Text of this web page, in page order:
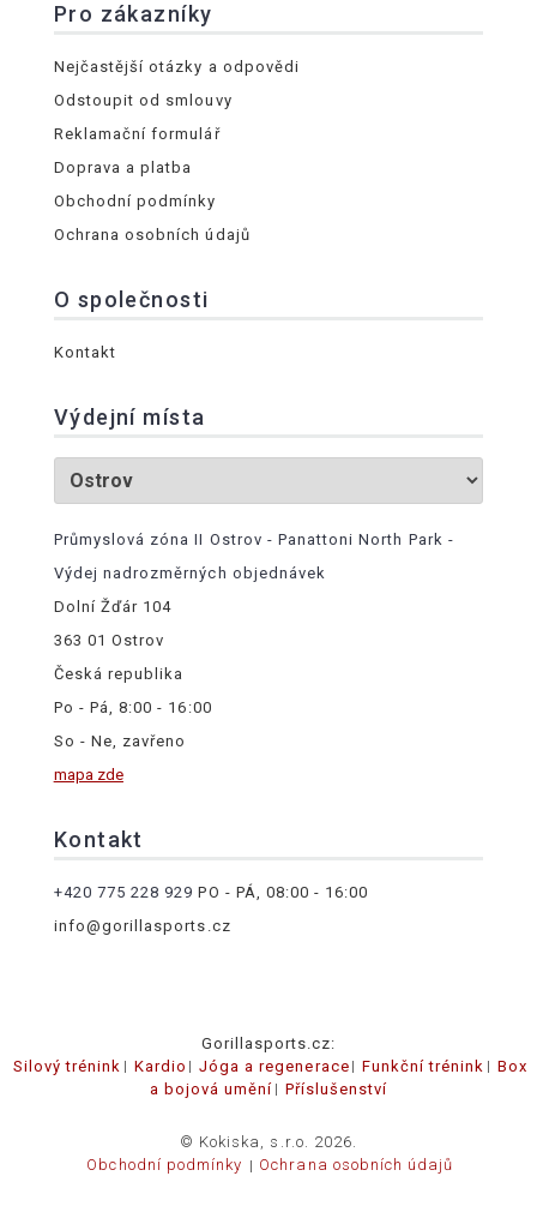
Pro zákazníky
Nejčastější otázky a odpovědi
Odstoupit od smlouvy
Reklamační formulář
Doprava a platba
Obchodní podmínky
Ochrana osobních údajů
O společnosti
Kontakt
Výdejní místa
Průmyslová zóna II Ostrov - Panattoni North Park -
Výdej nadrozměrných objednávek
Dolní Žďár 104
363 01 Ostrov
Česká republika
Po - Pá, 8:00 - 16:00
So - Ne, zavřeno
mapa zde
Kontakt
+420 775 228 929 PO - PÁ, 08:00 - 16:00
info@gorillasports.cz
Gorillasports.cz:
Silový trénink
Kardio Jóga a regenerace Funkční trénink
Box
a bojová umění
Příslušenství
© Kokiska, s.r.o. 2026.
Obchodní podmínky
Ochrana osobních údajů